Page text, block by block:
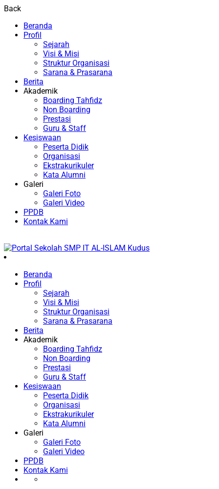
Back
Beranda
Profil
Sejarah
Visi & Misi
Struktur Organisasi
Sarana & Prasarana
Berita
Akademik
Boarding Tahfidz
Non Boarding
Prestasi
Guru & Staff
Kesiswaan
Peserta Didik
Organisasi
Ekstrakurikuler
Kata Alumni
Galeri
Galeri Foto
Galeri Video
PPDB
Kontak Kami
Beranda
Profil
Sejarah
Visi & Misi
Struktur Organisasi
Sarana & Prasarana
Berita
Akademik
Boarding Tahfidz
Non Boarding
Prestasi
Guru & Staff
Kesiswaan
Peserta Didik
Organisasi
Ekstrakurikuler
Kata Alumni
Galeri
Galeri Foto
Galeri Video
PPDB
Kontak Kami